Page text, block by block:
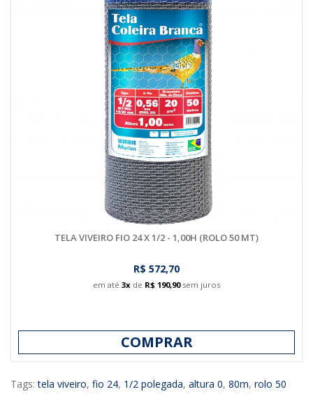
TELA VIVEIRO FIO 24 X 1/2 - 1,00H (ROLO 50 MT)
R$ 572,70
em até 3x de R$ 190,90sem juros
COMPRAR
Tags:tela viveiro, fio 24, 1/2 polegada, altura 0, 80m, rolo 50